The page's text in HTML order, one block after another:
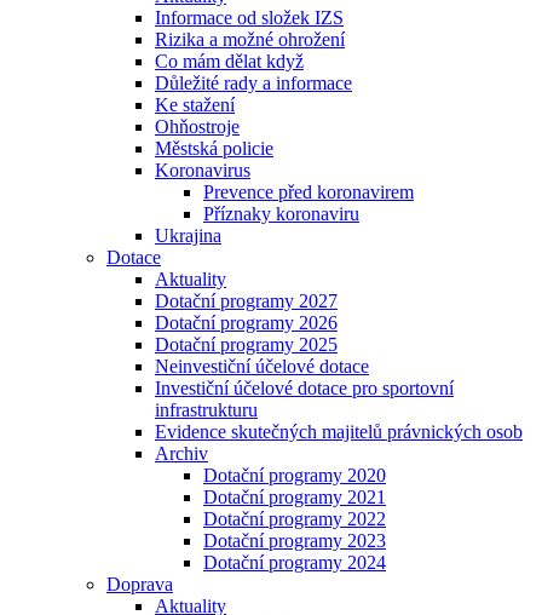
Informace od složek IZS
Rizika a možné ohrožení
Co mám dělat když
Důležité rady a informace
Ke stažení
Ohňostroje
Městská policie
Koronavirus
Prevence před koronavirem
Příznaky koronaviru
Ukrajina
Dotace
Aktuality
Dotační programy 2027
Dotační programy 2026
Dotační programy 2025
Neinvestiční účelové dotace
Investiční účelové dotace pro sportovní
infrastrukturu
Evidence skutečných majitelů právnických osob
Archiv
Dotační programy 2020
Dotační programy 2021
Dotační programy 2022
Dotační programy 2023
Dotační programy 2024
Doprava
Aktuality